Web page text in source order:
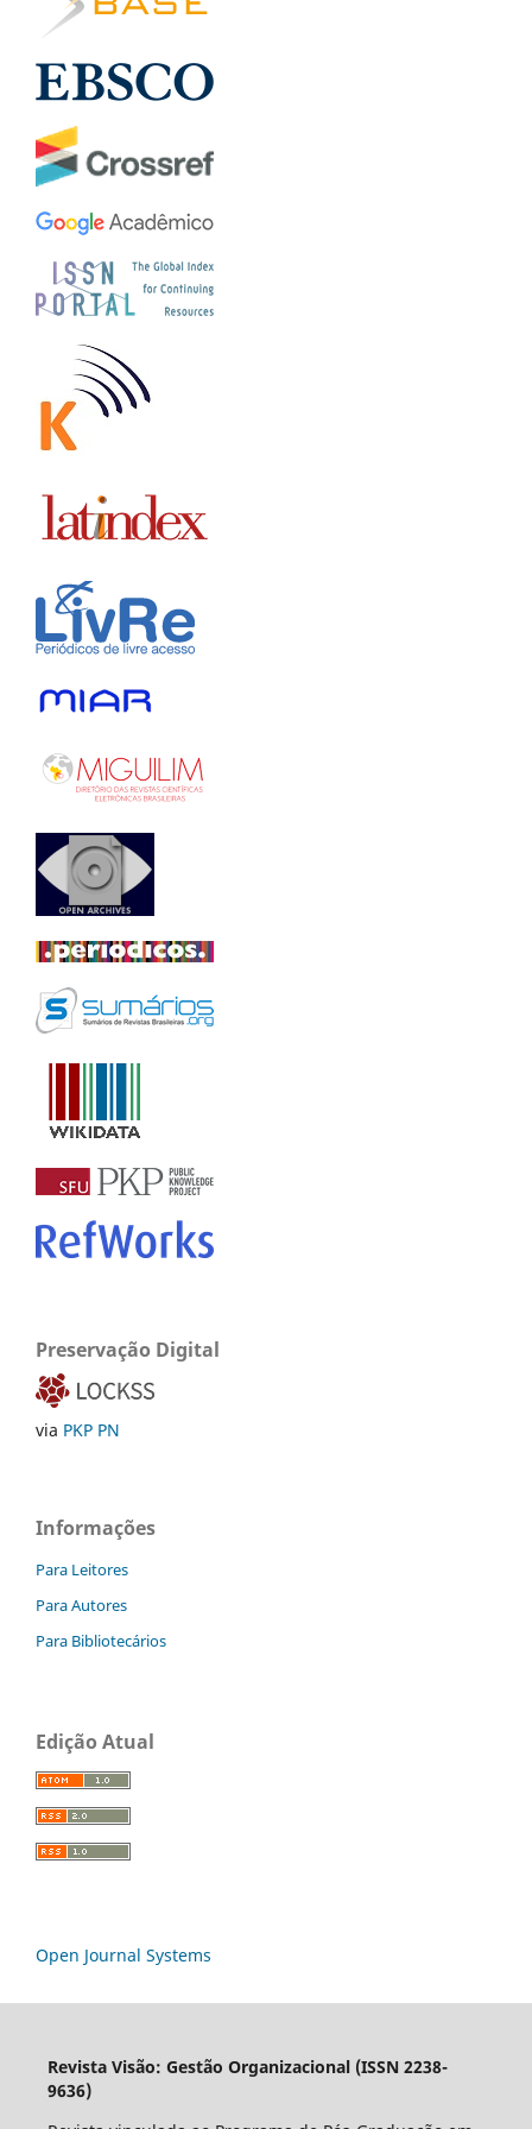
Preservação Digital
via PKP PN
Informações
Para Leitores
Para Autores
Para Bibliotecários
Edição Atual
Open Journal Systems
Revista Visão: Gestão Organizacional (ISSN 2238-
9636)